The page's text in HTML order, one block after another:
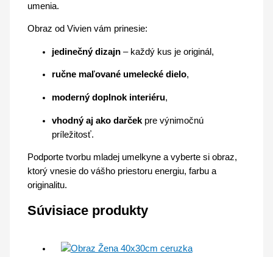
umenia.
Obraz od Vivien vám prinesie:
jedinečný dizajn – každý kus je originál,
ručne maľované umelecké dielo,
moderný doplnok interiéru,
vhodný aj ako darček pre výnimočnú
príležitosť.
Podporte tvorbu mladej umelkyne a vyberte si obraz,
ktorý vnesie do vášho priestoru energiu, farbu a
originalitu.
Súvisiace produkty